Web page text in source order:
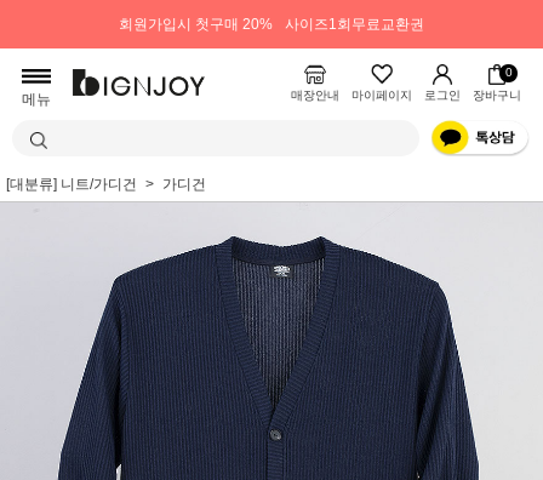
회원가입시 첫구매 20% 사이즈1회무료교환권
메뉴 매장안내 마이페이지 로그인
0
장바구니
[대분류] 니트/가디건 가디건